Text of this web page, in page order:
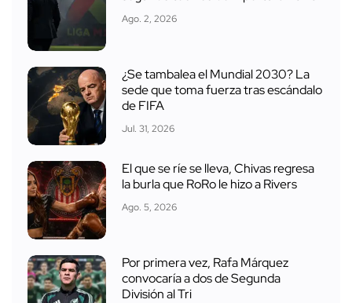
Ago. 2, 2026
¿Se tambalea el Mundial 2030? La
sede que toma fuerza tras escándalo
de FIFA
Jul. 31, 2026
El que se ríe se lleva, Chivas regresa
la burla que RoRo le hizo a Rivers
Ago. 5, 2026
Por primera vez, Rafa Márquez
convocaría a dos de Segunda
División al Tri